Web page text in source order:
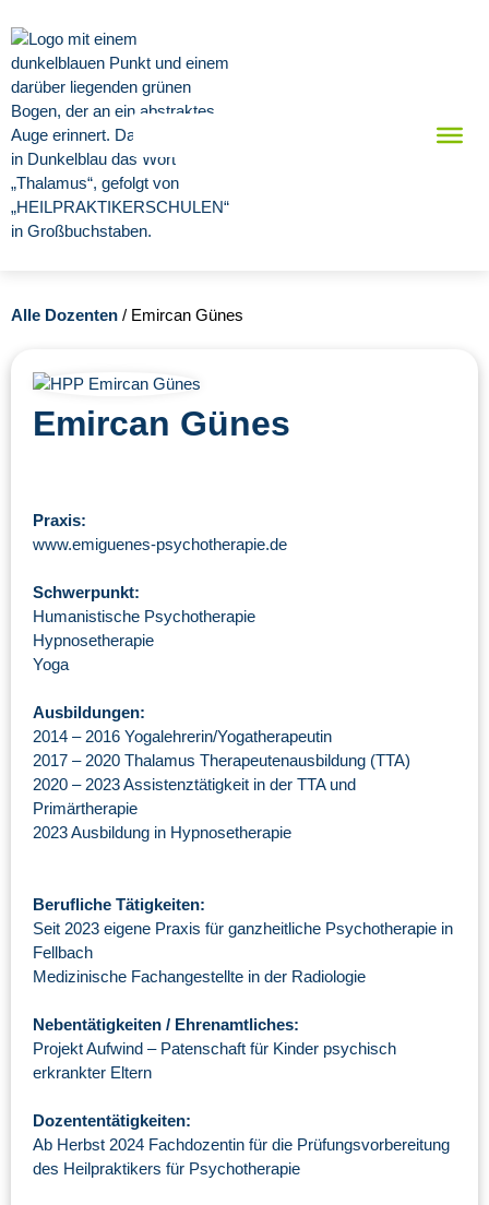
Alle Dozenten / Emircan Günes
Emircan Günes
Praxis:
www.emiguenes-psychotherapie.de
Schwerpunkt:
Humanistische Psychotherapie
Hypnosetherapie
Yoga
Ausbildungen:
2014 – 2016 Yogalehrerin/Yogatherapeutin
2017 – 2020 Thalamus Therapeutenausbildung (TTA)
2020 – 2023 Assistenztätigkeit in der TTA und
Primärtherapie
2023 Ausbildung in Hypnosetherapie
Berufliche Tätigkeiten:
Seit 2023 eigene Praxis für ganzheitliche Psychotherapie in
Fellbach
Medizinische Fachangestellte in der Radiologie
Nebentätigkeiten / Ehrenamtliches:
Projekt Aufwind – Patenschaft für Kinder psychisch
erkrankter Eltern
Dozententätigkeiten:
Ab Herbst 2024 Fachdozentin für die Prüfungsvorbereitung
des Heilpraktikers für Psychotherapie